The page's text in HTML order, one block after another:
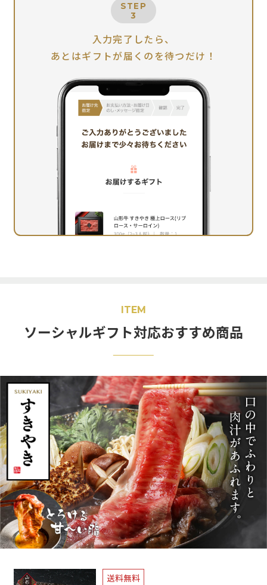
STEP
3
入力完了したら、
あとはギフトが届くのを待つだけ！
ITEM
ソーシャルギフト対応おすすめ商品
送料無料